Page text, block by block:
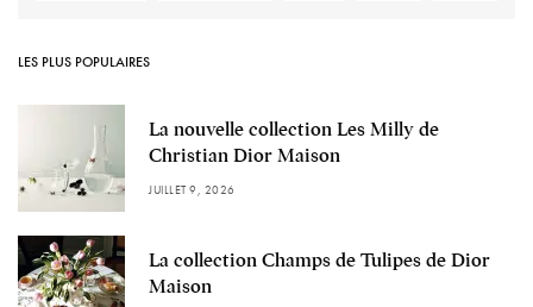
LES PLUS POPULAIRES
La nouvelle collection Les Milly de
Christian Dior Maison
JUILLET 9, 2026
La collection Champs de Tulipes de Dior
Maison